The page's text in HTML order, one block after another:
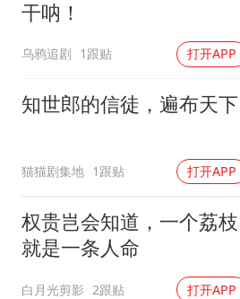
干呐！
乌鸦追剧 1跟贴 打开APP
知世郎的信徒，遍布天下
猫猫剧集地 1跟贴 打开APP
权贵岂会知道，一个荔枝
就是一条人命
白月光剪影 2跟贴 打开APP